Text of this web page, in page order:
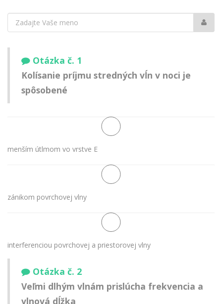
Vaše
meno:
Otázka č. 1
Kolísanie príjmu stredných vĺn v noci je
spôsobené
menším útlmom vo vrstve E
zánikom povrchovej vlny
interferenciou povrchovej a priestorovej vlny
Otázka č. 2
Veľmi dlhým vlnám prislúcha frekvencia a
vlnová dĺžka